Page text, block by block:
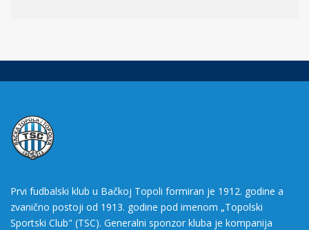
Prvi fudbalski klub u Bačkoj Topoli formiran je 1912. godine a
zvanično postoji od 1913. godine pod imenom „Topolski
Sportski Club" (TSC). Generalni sponzor kluba je kompanija